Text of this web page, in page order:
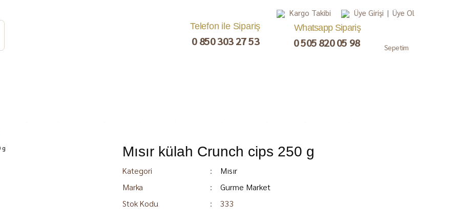
Kargo Takibi Üye Girişi | Üye Ol
Telefon ile Sipariş
0 850 303 27 53
Whatsapp Sipariş
0 505 820 05 98 Sepetim
Kahvaltılık Kuru Yemiş
Pestil, Muska,
Ezme, Lokum,
Kuru Meyve Çay ve Kahve
Mısır külah Crunch cips 250 g
Kategori
Mısır
Marka
Gurme Market
Stok Kodu
333